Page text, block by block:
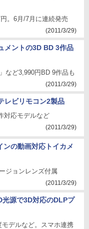
。6月/7月に連続発売
(2011/3/29)
メントの3D BD 3作品
など3,990円BD 9作品も
(2011/3/29)
レビリモコン2製品
対応モデルなど
(2011/3/29)
の動画対応トイカメ
ジョンレンズ付属
(2011/3/29)
源で3D対応のDLPプ
モデルなど。スマホ連携